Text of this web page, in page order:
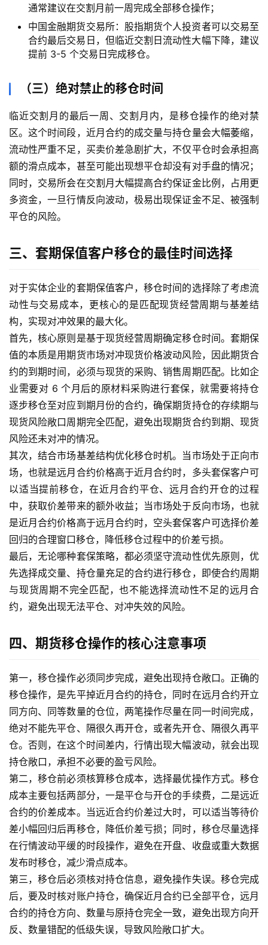
盘
期
货
恒
期
货
货
户
白
银
期
货
纳
指
期
货
股
指
期
货
黄
金
期
货
通常建议在交割月前一周完成全部移仓操作；
中国金融期货交易所：股指期货个人投资者可以交易至
合约最后交易日，但临近交割日流动性大幅下降，建议
提前 3-5 个交易日完成移仓。
（三）绝对禁止的移仓时间
临近交割月的最后一周、交割月内，是移仓操作的绝对禁
区。这个时间段，近月合约的成交量与持仓量会大幅萎缩，
流动性严重不足，买卖价差急剧扩大，不仅平仓时会承担高
额的滑点成本，甚至可能出现想平仓却没有对手盘的情况；
同时，交易所会在交割月大幅提高合约保证金比例，占用更
多资金，一旦行情反向波动，极易出现保证金不足、被强制
平仓的风险。
三、套期保值客户移仓的最佳时间选择
对于实体企业的套期保值客户，移仓时间的选择除了考虑流
动性与交易成本，更核心的是匹配现货经营周期与基差结
构，实现对冲效果的最大化。
首先，核心原则是基于现货经营周期确定移仓时间。套期保
值的本质是用期货市场对冲现货价格波动风险，因此期货合
约的到期时间，必须与现货的采购、销售周期匹配。比如企
业需要对 6 个月后的原材料采购进行套保，就需要将持仓
逐步移仓至对应到期月份的合约，确保期货持仓的存续期与
现货风险敞口周期完全匹配，避免出现期货合约到期、现货
风险还未对冲的情况。
其次，结合市场基差结构优化移仓时机。当市场处于正向市
场，也就是远月合约价格高于近月合约时，多头套保客户可
以适当提前移仓，在近月合约平仓、远月合约开仓的过程
中，获取价差带来的额外收益；当市场处于反向市场，也就
是近月合约价格高于远月合约时，空头套保客户可选择价差
回归的合理窗口移仓，降低移仓过程中的价差亏损。
最后，无论哪种套保策略，都必须坚守流动性优先原则，优
先选择成交量、持仓量充足的合约进行移仓，即使合约周期
与现货周期不完全匹配，也不能选择流动性不足的远月合
约，避免出现无法平仓、对冲失效的风险。
四、期货移仓操作的核心注意事项
第一，移仓操作必须同步完成，避免出现持仓敞口。正确的
移仓操作，是先平掉近月合约的持仓，同时在远月合约开立
同方向、同等数量的仓位，两笔操作尽量在同一时间完成，
绝对不能先平仓、隔很久再开仓，或者先开仓、隔很久再平
仓。否则，在这个时间差内，行情出现大幅波动，就会出现
持仓敞口，承担不必要的盈亏风险。
第二，移仓前必须核算移仓成本，选择最优操作方式。移仓
成本主要包括两部分，一是平仓与开仓的手续费，二是远近
合约的价差成本。当远近合约价差过大时，可以适当等待价
差小幅回归后再移仓，降低价差亏损；同时，移仓尽量选择
在行情波动平缓的时段操作，避免在开盘、收盘或重大数据
发布时移仓，减少滑点成本。
第三，移仓后必须核对持仓信息，避免操作失误。移仓完成
后，要及时核对账户持仓，确保近月合约已全部平仓，远月
合约的持仓方向、数量与原持仓完全一致，避免出现方向开
反、数量错配的低级失误，导致风险敞口扩大。